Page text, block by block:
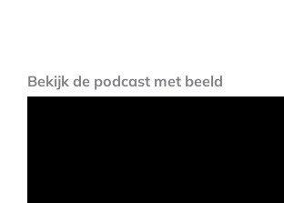
Bekijk de podcast met beeld